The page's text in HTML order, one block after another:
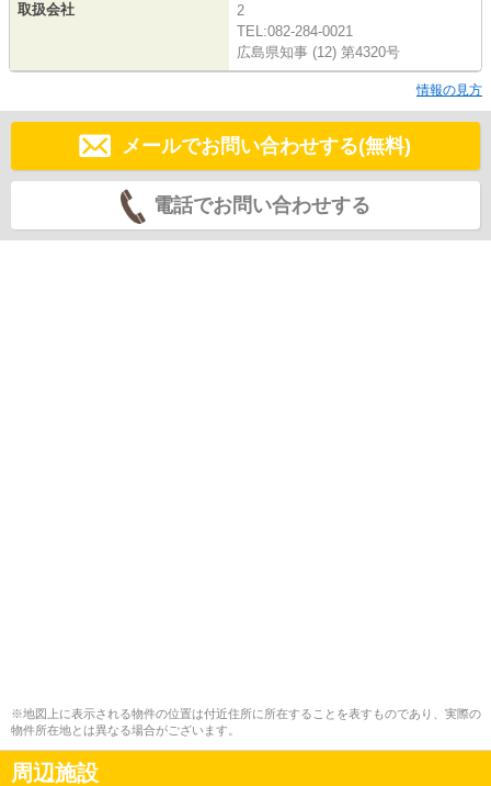
取扱会社
2
TEL:082-284-0021
広島県知事 (12) 第4320号
情報の見方
メールでお問い合わせする(無料)
電話でお問い合わせする
※地図上に表示される物件の位置は付近住所に所在することを表すものであり、実際の
物件所在地とは異なる場合がございます。
周辺施設